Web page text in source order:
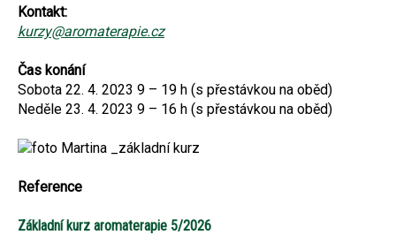
Kontakt:
kurzy@aromaterapie.cz
Čas konání
Sobota 22. 4. 2023 9 – 19 h (s přestávkou na oběd)
Neděle 23. 4. 2023 9 – 16 h (s přestávkou na oběd)
Reference
Základní kurz aromaterapie 5/2026